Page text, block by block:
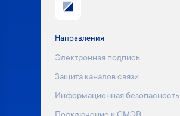
Направления
Электронная подпись
Защита каналов связи
Информационная безопасность